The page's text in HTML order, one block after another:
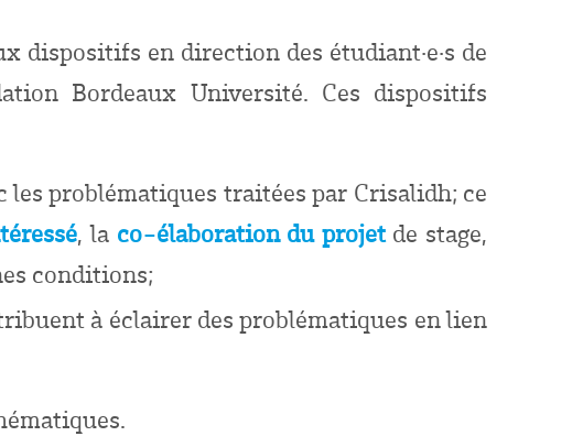
dispositifs en direction des étudiant·e·s de
Bordeaux Université. Ces dispositifs
problématiques traitées par Crisalidh; ce
, la co-élaboration du projetde stage,
conditions;
à éclairer des problématiques en lien